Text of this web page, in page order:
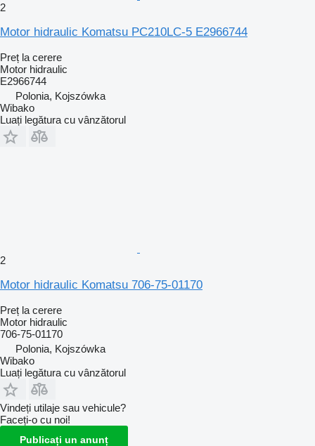
2
Motor hidraulic Komatsu PC210LC-5 E2966744
Preț la cerere
Motor hidraulic
E2966744
Polonia, Kojszówka
Wibako
Luați legătura cu vânzătorul
2
Motor hidraulic Komatsu 706-75-01170
Preț la cerere
Motor hidraulic
706-75-01170
Polonia, Kojszówka
Wibako
Luați legătura cu vânzătorul
Vindeți utilaje sau vehicule?
Faceți-o cu noi!
Publicați un anunț